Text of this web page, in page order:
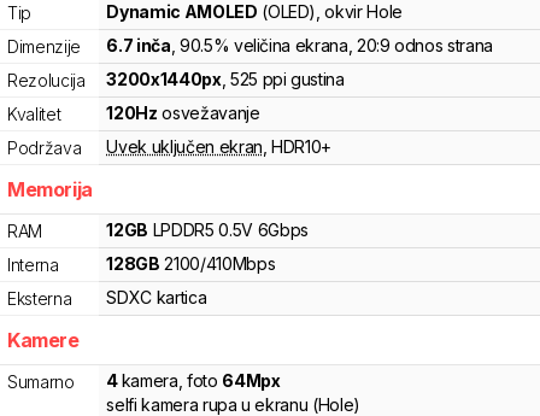
Tip Dynamic AMOLED (OLED) , okvir Hole
Dimenzije
6.7 inča , 90.5% veličina ekrana , 20:9 odnos strana
Rezolucija
3200x1440px, 525 ppi gustina
Kvalitet
120Hz osvežavanje
Podržava
Uvek uključen ekran ,HDR10+
Memorija
RAM 12GB LPDDR5 0.5V 6Gbps
Interna
128GB 2100/410Mbps
Eksterna
SDXC kartica
Kamere
Sumarno 4kamera foto 64Mpx
selfi kamera rupa u ekranu (Hole)